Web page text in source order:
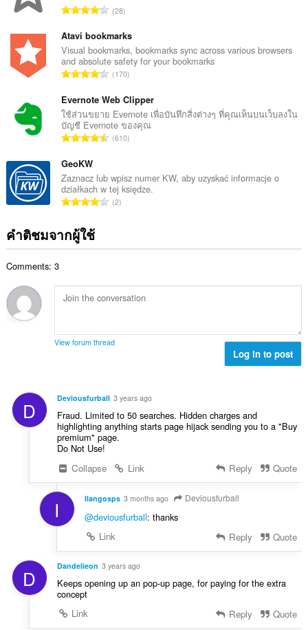
ะ
น
น
ร
ว
ม
ทั้
ง
ห
:
จำ
ว
น
ค
ะ
น
น
ร
ว
ทั้
ง
ห
28
Atavi bookmarks
Visual bookmarks, bookmarks sync across various browsers
and absolute safety for your bookmarks
จำ
ว
น
ค
ะ
น
ร
ว
ง
ด
:
170
Evernote Web Clipper
ใช้ส่วนขยาย Evernote เพื่อบันทึกสิ่งต่างๆ ที่คุณเห็นบนเว็บลงใน
บัญชี Evernote ของคุณ
จำ
น
ค
ะ
น
ม
ทั้
ม
610
GeoKW
Zaznacz lub wpisz numer KW, aby uzyskać informacje o
działkach w tej księdze.
จำ
แ
น
ว
ห
ด
:
2
คำติชมจากผู้ใช้
Comments: 3
View forum thread
Log in to post
D Deviousfurball 3 years ago
Fraud. Limited to 50 searches. Hidden charges and
highlighting anything starts page hijack sending you to a "Buy
premium" page.
Do Not Use!
Collapse
Link Reply Quote
I Ilangosps 3 months ago Deviousfurball
@deviousfurball: thanks
Link
Reply Quote
D Dandelieon 3 years ago
Keeps opening up an pop-up page, for paying for the extra
concept
Link
Reply Quote